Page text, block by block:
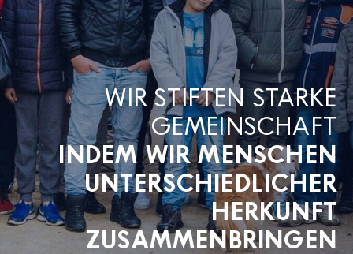
WIR STIFTEN STARKE
GEMEINSCHAFT
INDEM WIR MENSCHEN
UNTERSCHIEDLICHER
HERKUNFT
ZUSAMMENBRINGEN